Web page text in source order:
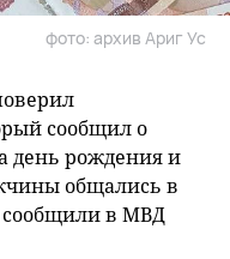
фото: архив Ариг Ус
сообщил о
день рождения и
общались в
сообщили в МВД